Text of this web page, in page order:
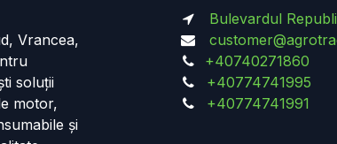
Bulevardul
+40740271860
+40774741995
+40774741991
Vrancea,
soluții
motor,
și